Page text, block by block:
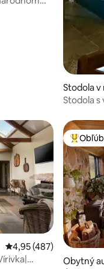
Stodola
n
Stodola s
Priemerné
4,95 (487)
Obytný